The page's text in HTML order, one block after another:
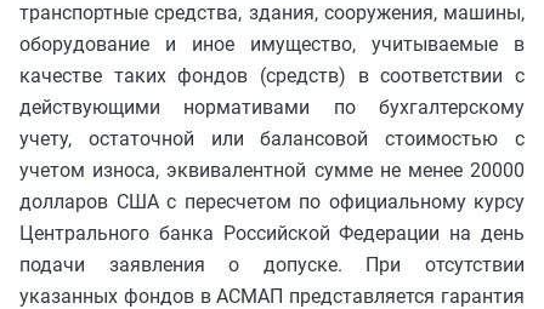
транспортные средства, здания, сооружения, машины,
оборудование и иное имущество, учитываемые в
качестве таких фондов (средств) в соответствии с
действующими нормативами по бухгалтерскому
учету, остаточной или балансовой стоимостью с
учетом износа, эквивалентной сумме не менее 20000
долларов США с пересчетом по официальному курсу
Центрального банка Российской Федерации на день
подачи заявления о допуске. При отсутствии
указанных фондов в АСМАП представляется гарантия